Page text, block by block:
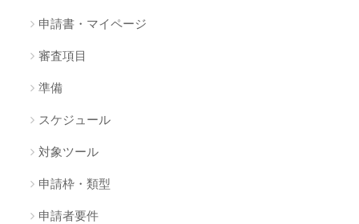
申請書・マイページ
審査項目
準備
スケジュール
対象ツール
申請枠・類型
申請者要件